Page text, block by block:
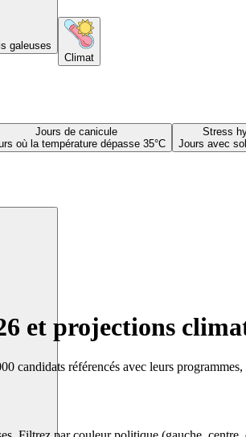
galeuses
Climat
Jours de canicule
où la température dépasse 35°C
Stress
Jours avec
et projections
candidats référencés avec leurs